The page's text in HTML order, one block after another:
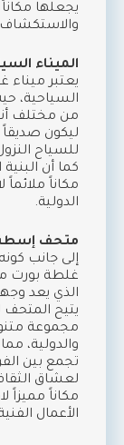
يجعلها
الميناء
يعتبر ميناء
السياحية،
من مختلف
ليكون صديقاً
للسياح
كما أن
مكاناً ملائماً
الدولية.
متحف
إلى جانب
غلطة بورت
الذي يعد
يتيح
مجموعة
والدولية،
تجمع بين
لعشاق
مكاناً
الأعمال